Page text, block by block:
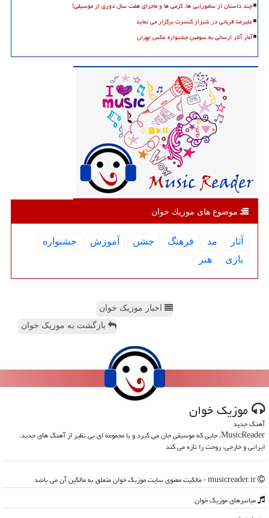
چند داستان از سامورایی ها، گرمی ها و ماجرای هفت سال دوری از موسیقی!
علیرضا قربانی در شیراز کنسرت برگزار می نماید
آمار آثار ارسالی به سومین جشنواره عکس تهران
موضوع های موزیك خوان
آثار مد فرهنگ جشن آموزش
جشنواره
بازی
هنر
اخبار موزیک خوان
بازگشت به موزیک خوان
موزیك خوان
آهنگ جدید
MusicReader، جایی که موسیقی جان می گیرد و با مجموعه ای بی نظیر از آهنگ های جدید،
ایرانی و خارجی، روحت را تازه می کند
میانبرهای موزیك خوان